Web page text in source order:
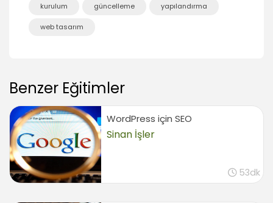
Clean My Archives eklentisinin kurulumu ve
kullanımı
All in One SEO Pack eklentisinin kurulması
01:23
All in One SEO Pack ayarlarının yapılandırılması
01:19
Contact Form 7 ile İletişim Sayfası
Oluşturmak
Contact Form 7 eklentisinin kurulumu
kurulum güncelleme yapılandırma
web tasarım
Benzer Eğitimler
WordPress için SEO
Sinan İşler
53dk